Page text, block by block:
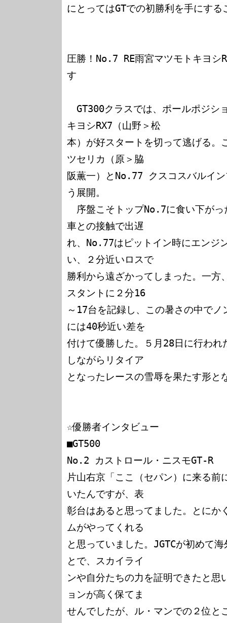
にとってはGTでの初勝利を手にする
圧勝！No.7 RE雨宮マツモトキヨシ
す
GT300クラスでは、ポールポジシ
キヨシRX7（山野＞松
本）が好スタートを切って逃げる
ツセリカ（原＞脇
阪薫一）とNo.77 クスコスバルイ
う展開。
序盤こそトップNo.7に食い下が
車との接触で出遅
れ、No.77はピットイン時にエンジ
い、２分近いロスで
勝利から遠ざかってしまった。一
スタントに２分16
～17台を記録し、この暑さの中で
には40秒近い差を
付けて優勝した。５月28日に行われ
しながらリタイア
となったレースの雪辱を果たす形と
☆優勝者インタビュー
■GT500
No.2 カストロール・ニスモGT-R
片山右京「ここ（セパン）に来る前
いたんですが、表
彰台はあると思ってました。とにか
ムがやってくれる
と思っていました。JGTCが初めて
とで、スカイライ
ンや自分たちの力を証明できたと思
ョンが高く保てま
せんでしたが、ル・マンでの２位と